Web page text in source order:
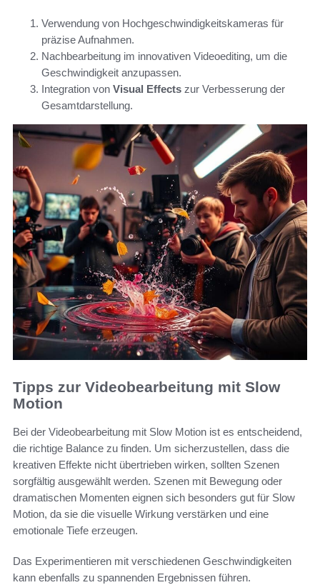
Verwendung von Hochgeschwindigkeitskameras für
präzise Aufnahmen.
Nachbearbeitung im innovativen Videoediting, um die
Geschwindigkeit anzupassen.
Integration von Visual Effects zur Verbesserung der
Gesamtdarstellung.
Tipps zur Videobearbeitung mit Slow
Motion
Bei der Videobearbeitung mit Slow Motion ist es entscheidend,
die richtige Balance zu finden. Um sicherzustellen, dass die
kreativen Effekte nicht übertrieben wirken, sollten Szenen
sorgfältig ausgewählt werden. Szenen mit Bewegung oder
dramatischen Momenten eignen sich besonders gut für Slow
Motion, da sie die visuelle Wirkung verstärken und eine
emotionale Tiefe erzeugen.
Das Experimentieren mit verschiedenen Geschwindigkeiten
kann ebenfalls zu spannenden Ergebnissen führen.